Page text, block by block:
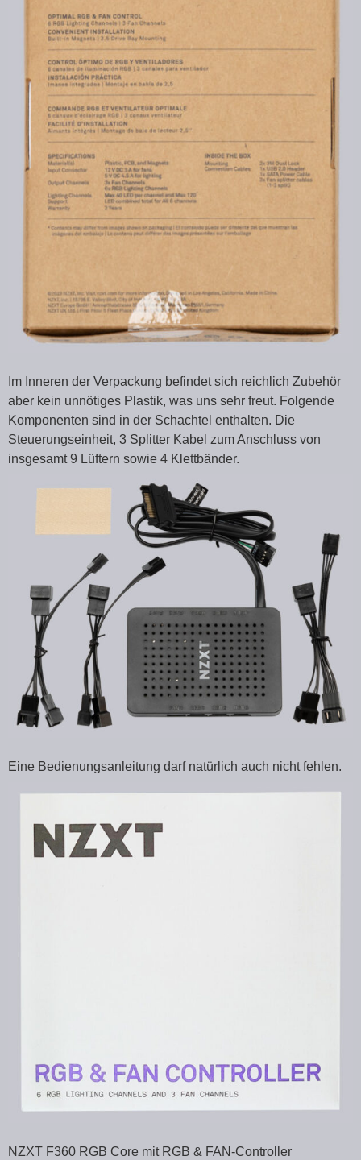
Im Inneren der Verpackung befindet sich reichlich Zubehör
aber kein unnötiges Plastik, was uns sehr freut. Folgende
Komponenten sind in der Schachtel enthalten. Die
Steuerungseinheit, 3 Splitter Kabel zum Anschluss von
insgesamt 9 Lüftern sowie 4 Klettbänder.
Eine Bedienungsanleitung darf natürlich auch nicht fehlen.
NZXT F360 RGB Core mit RGB & FAN-Controller